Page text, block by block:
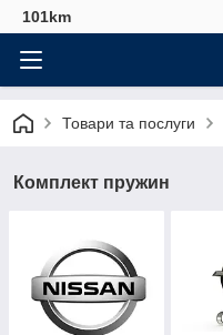
101km
Товари та послуги
Комплект пружин